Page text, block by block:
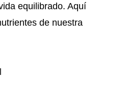
equilibrado. Aquí
de nuestra